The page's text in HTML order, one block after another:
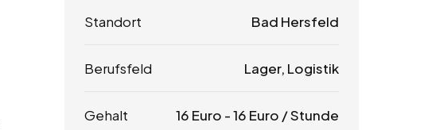
Standort Bad Hersfeld
Berufsfeld Lager, Logistik
Gehalt 16 Euro -16 Euro / Stunde